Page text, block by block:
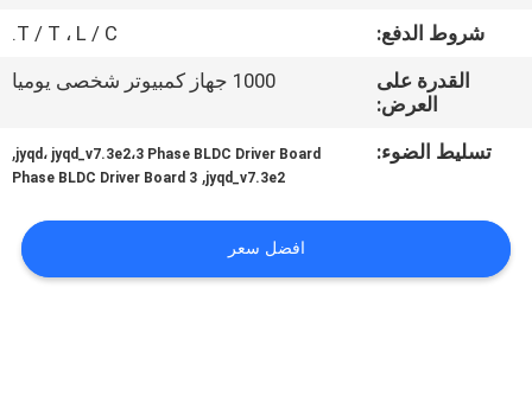
ضبط
الجودة
اتصل
أخبار
شروط الدفع:
T / T ، L / C.
القدرة على
العرض:
1000 جهاز كمبيوتر شخصى يوميا
تسليط الضوء: jyqd، jyqd_v7.3e2،3 Phase BLDC Driver Board,
jyqd_v7.3e2
,
3 Phase BLDC Driver Board
افضل سعر